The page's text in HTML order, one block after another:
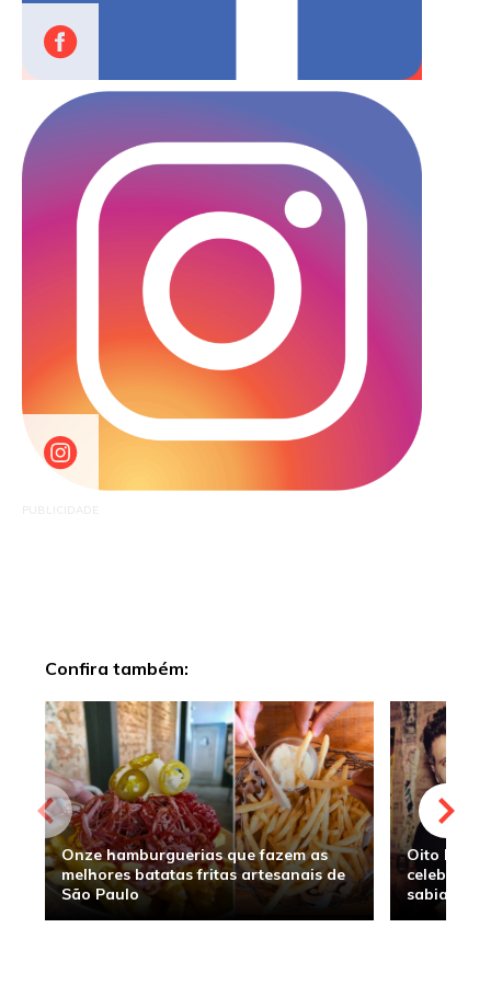
PUBLICIDADE
Confira também:
Onze hamburguerias que fazem as
melhores batatas fritas artesanais de
São Paulo
Oito
sabia